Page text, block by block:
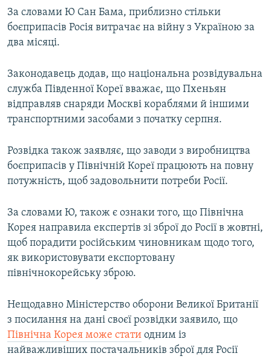
За словами Ю Сан Бама, приблизно стільки
боєприпасів Росія витрачає на війну з Україною за
два місяці.
Законодавець додав, що національна розвідувальна
служба Південної Кореї вважає, що Пхеньян
відправляв снаряди Москві кораблями й іншими
транспортними засобами з початку серпня.
Розвідка також заявляє, що заводи з виробництва
боєприпасів у Північній Кореї працюють на повну
потужність, щоб задовольнити потреби Росії.
За словами Ю, також є ознаки того, що Північна
Корея направила експертів зі зброї до Росії в жовтні,
щоб порадити російським чиновникам щодо того,
як використовувати експортовану
північнокорейську зброю.
Нещодавно Міністерство оборони Великої Британії
з посилання на дані своєї розвідки заявило, що
Північна Корея може стати одним із
найважливіших постачальників зброї для Росії